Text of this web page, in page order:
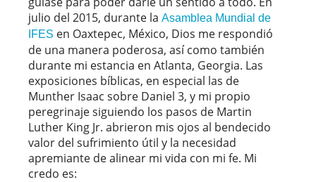
julio del 2015, durante la Asamblea Mundial de
IFES en Oaxtepec, México, Dios me respondió
de una manera poderosa, así como también
durante mi estancia en Atlanta, Georgia. Las
exposiciones bíblicas, en especial las de
Munther Isaac sobre Daniel 3, y mi propio
peregrinaje siguiendo los pasos de Martin
Luther King Jr. abrieron mis ojos al bendecido
valor del sufrimiento útil y la necesidad
apremiante de alinear mi vida con mi fe. Mi
credo es: